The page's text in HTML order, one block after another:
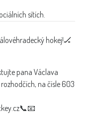
sítích.
hokej!🏒
pana Václava
na čísle 603